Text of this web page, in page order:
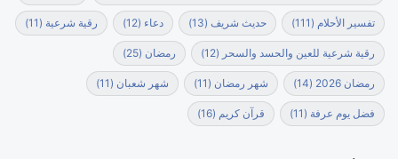
تفسير الأحلام (111) حديث شريف (13) دعاء (12) رقية شرعية (11)
رقية شرعية للعين والحسد والسحر (12) رمضان (25)
رمضان 2026 (14) شهر رمضان (11) شهر شعبان (11)
فضل يوم عرفة (11) قرآن كريم (16)